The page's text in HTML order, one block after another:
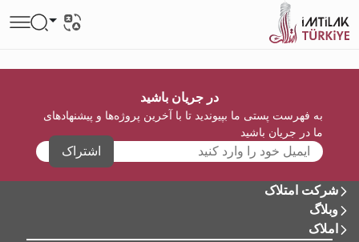
در جریان باشید
به فهرست پستی ما بپیوندید تا با آخرین پروژه‌ها و پیشنهادهای
ما در جریان باشید
اشتراک
شرکت امتلاک
وبلاگ
املاک